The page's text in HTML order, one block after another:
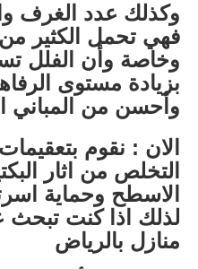
وكذلك عدد الغرف
فهي تحمل الكثير من
وخاصة وأن الفلل
بزيادة مستوى
وأحسن من المباني
الان : نقوم
التخلص من اثار
الاسطح وحماية
لذلك اذا كنت
منازل بالرياض